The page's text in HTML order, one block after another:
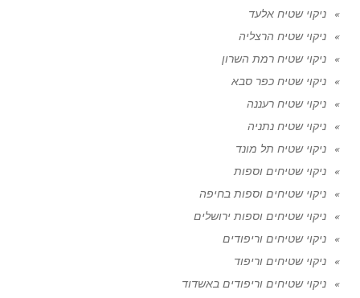
ניקוי שטיח אלעד
ניקוי שטיח הרצליה
ניקוי שטיח רמת השרון
ניקוי שטיח כפר סבא
ניקוי שטיח רעננה
ניקוי שטיח נתניה
ניקוי שטיח תל מונד
ניקוי שטיחים וספות
ניקוי שטיחים וספות בחיפה
ניקוי שטיחים וספות ירושלים
ניקוי שטיחים וריפודים
ניקוי שטיחים וריפוד
ניקוי שטיחים וריפודים באשדוד